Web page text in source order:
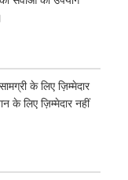
के लिए ज़िम्मेदार
के लिए ज़िम्मेदार नहीं